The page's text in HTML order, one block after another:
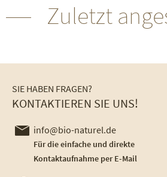
Zuletzt
SIE HABEN FRAGEN?
KONTAKTIEREN SIE UNS!
info@bio-naturel.de
Für die einfache und direkte
Kontaktaufnahme per E-Mail